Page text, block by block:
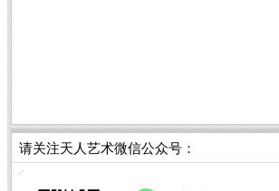
请关注天人艺术微信公众号：